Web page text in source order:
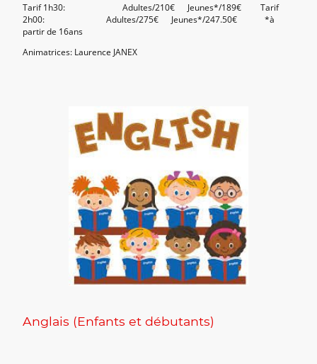
Tarif 1h30: Adultes/210€ Jeunes*/189€ Tarif
2h00: Adultes/275€ Jeunes*/247.50€ *à
partir de 16ans
Animatrices: Laurence JANEX
Anglais (Enfants et débutants)